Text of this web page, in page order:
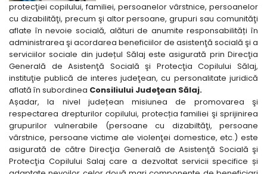
protecţiei copilului, familiei, persoanelor vârstnice, persoanelor
cu dizabilităţi, precum şi altor persoane, grupuri sau comunităţi
aflate în nevoie socială, alături de anumite responsabilități în
administrarea şi acordarea beneficiilor de asistenţă socială şi a
serviciilor sociale din județul Sălaj este asigurată prin Direcţia
Generală de Asistenţă Socială şi Protecţia Copilului Sălaj,
instituţie publică de interes judeţean, cu personalitate juridică
aflată în subordinea Consiliului Judeţean Sălaj.
Așadar, la nivel județean misiunea de promovarea şi
respectarea drepturilor copilului, protecția familiei şi sprijinirea
grupurilor vulnerabile (persoane cu dizabiltăţi, persoane
vârstnice, persoane victime ale violenţei domestice, etc.) este
asigurată de către Direcţia Generală de Asistenţă Socială şi
Protecţia Copilului Salaj care a dezvoltat servicii specifice și